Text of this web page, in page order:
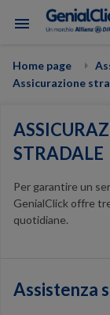
menu
Home page
Assicurazione
STRADALE
Per garantire un
GenialClick offre
quotidiane.
Assistenza